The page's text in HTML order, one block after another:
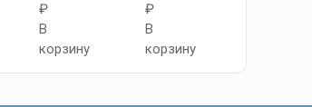
₽
В
корзину
₽
В
корзину